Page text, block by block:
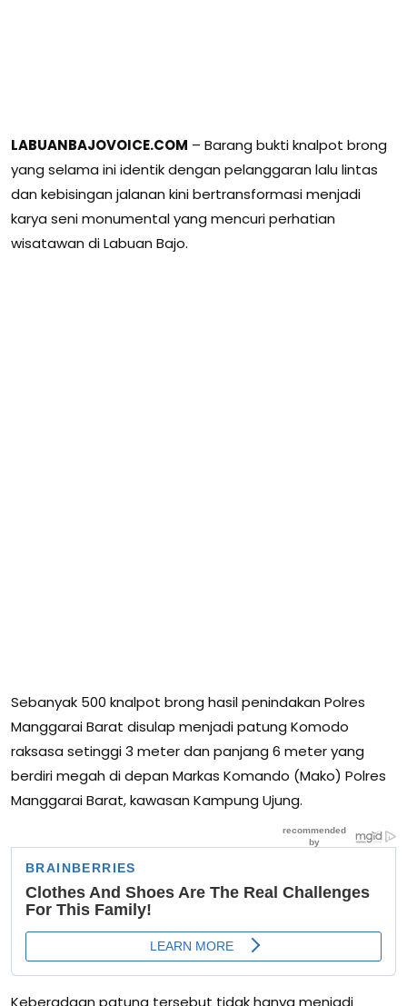
LABUANBAJOVOICE.COM – Barang bukti knalpot brong
yang selama ini identik dengan pelanggaran lalu lintas
dan kebisingan jalanan kini bertransformasi menjadi
karya seni monumental yang mencuri perhatian
wisatawan di Labuan Bajo.
Sebanyak 500 knalpot brong hasil penindakan Polres
Manggarai Barat disulap menjadi patung Komodo
raksasa setinggi 3 meter dan panjang 6 meter yang
berdiri megah di depan Markas Komando (Mako) Polres
Manggarai Barat, kawasan Kampung Ujung.
Keberadaan patung tersebut tidak hanya menjadi